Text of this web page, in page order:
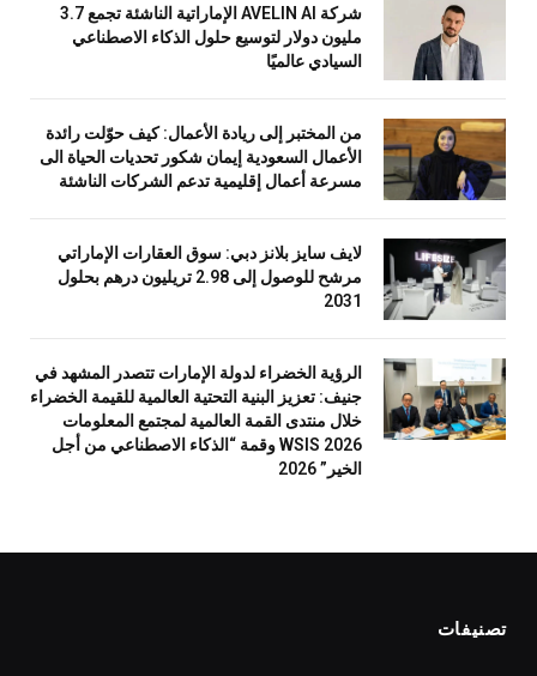
شركة AVELIN AI الإماراتية الناشئة تجمع 3.7
مليون دولار لتوسيع حلول الذكاء الاصطناعي
السيادي عالميًا
من المختبر إلى ريادة الأعمال: كيف حوّلت رائدة
الأعمال السعودية إيمان شكور تحديات الحياة الى
مسرعة أعمال إقليمية تدعم الشركات الناشئة
لايف سايز بلانز دبي: سوق العقارات الإماراتي
مرشح للوصول إلى 2.98 تريليون درهم بحلول
2031
الرؤية الخضراء لدولة الإمارات تتصدر المشهد في
جنيف: تعزيز البنية التحتية العالمية للقيمة الخضراء
خلال منتدى القمة العالمية لمجتمع المعلومات
WSIS 2026 وقمة “الذكاء الاصطناعي من أجل
الخير” 2026
تصنيفات